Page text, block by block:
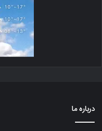
درباره ما